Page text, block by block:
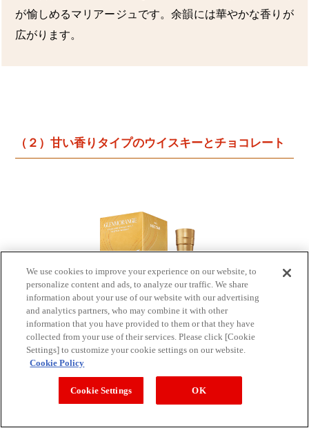
が愉しめるマリアージュです。余韻には華やかな香りが
広がります。
（２）甘い香りタイプのウイスキーとチョコレート
We use cookies to improve your experience on our website, to
personalize content and ads, to analyze our traffic. We share
information about your use of our website with our advertising
and analytics partners, who may combine it with other
information that you have provided to them or that they have
collected from your use of their services. Please click [Cookie
Settings] to customize your cookie settings on our website.
Cookie Policy
Cookie Settings OK